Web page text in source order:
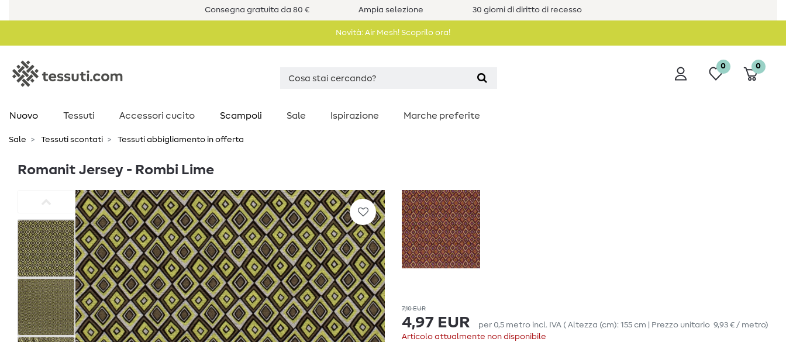
Consegna gratuita da 80 € Ampia selezione 30 giorni di diritto di recesso
Novità: Air Mesh! Scoprilo ora!
0 0
Nuovo Tessuti Accessori cucito Scampoli Sale Ispirazione Marche preferite
Sale Tessuti scontati Tessuti abbigliamento in offerta
Romanit Jersey - Rombi Lime
7,10 EUR
4,97 EUR per 0,5 metro incl. IVA ( Altezza (cm): 155 cm | Prezzo unitario 9,93 € / metro)
Articolo attualmente non disponibile